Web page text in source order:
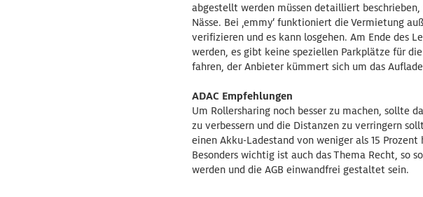
abgestellt werden müssen detailliert
Nässe. Bei ‚emmy‘ funktioniert die Vermietung
verifizieren und es kann losgehen. Am Ende des
werden, es gibt keine speziellen Parkplätze für
fahren, der Anbieter kümmert sich um das
ADAC Empfehlungen
Um Rollersharing noch besser zu machen, sollte
zu verbessern und die Distanzen zu verringern
einen Akku-Ladestand von weniger als 15
Besonders wichtig ist auch das Thema Recht, so
werden und die AGB einwandfrei gestaltet sein.